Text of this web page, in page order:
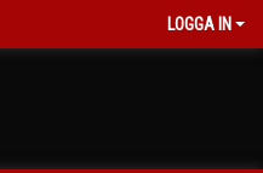
LOGGA IN